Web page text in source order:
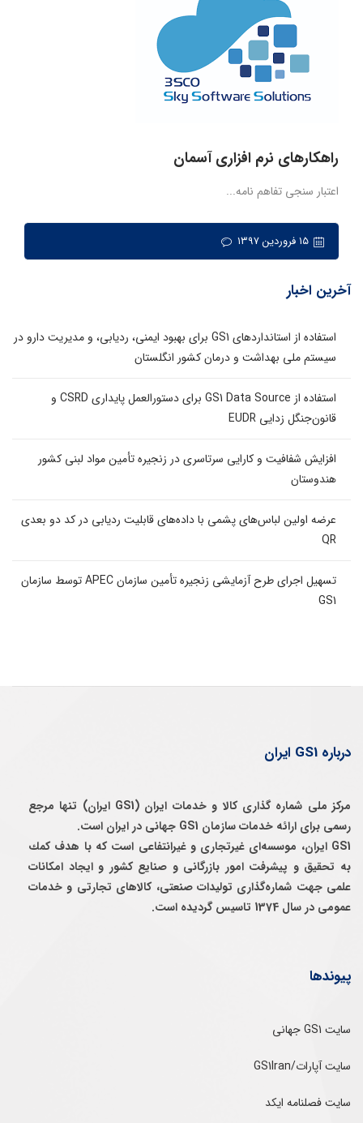
راهکارهای نرم افزاری آسمان
اعتبار سنجی تفاهم نامه...
۱۵ فروردین ۱۳۹۷
آخرین اخبار
استفاده از استانداردهای GS1 برای بهبود ایمنی، ردیابی، و مدیریت دارو در
سیستم ملی بهداشت و درمان کشور انگلستان
استفاده از GS1 Data Source برای دستورالعمل پایداری CSRD و
قانون‌جنگل زدایی EUDR
افزایش شفافیت و کارایی سرتاسری در زنجیره تأمین مواد لبنی کشور
هندوستان
عرضه اولین لباس‌های پشمی با داده‌های قابلیت ردیابی در کد دو بعدی
QR
تسهیل اجرای طرح آزمایشی زنجیره تأمین سازمان APEC توسط سازمان
GS1
درباره GS1 ایران
مرکز ملی شماره گذاری کالا و خدمات ایران (GS1 ایران) تنها مرجع
رسمی برای ارائه خدمات سازمان GS1 جهانی در ایران است.
GS1 ایران، موسسه‌ای غيرتجاری و غيرانتفاعی است كه با هدف كمك
به تحقيق و پيشرفت امور بازرگانی و صنايع كشور و ايجاد امكانات
علمی جهت شماره‌گذاری توليدات صنعتی، كالاهای تجارتی و خدمات
عمومی در سال 1374 تاسيس گرديده است.
پیوندها
سایت GS1 جهانی
سایت آپارات/GS1Iran
سایت فصلنامه ایکد